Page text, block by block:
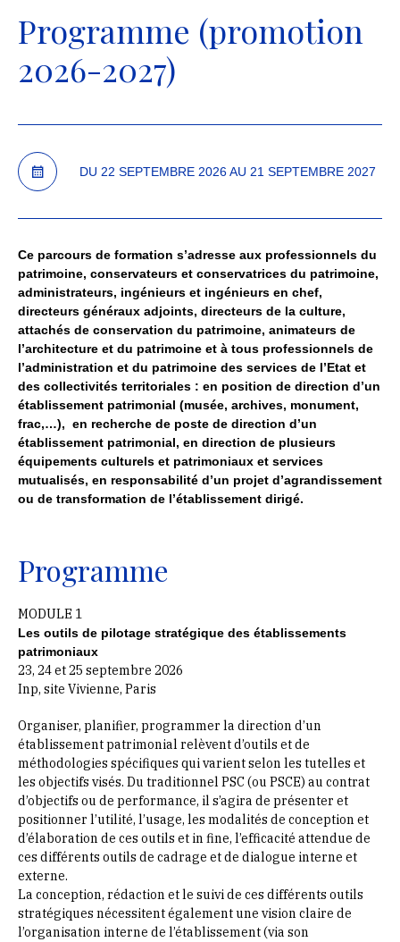
ESPACE DE FORMATION
Programme (promotion
2026-2027)
DU 22 SEPTEMBRE 2026AU 21 SEPTEMBRE 2027
Ce parcours de formation s’adresse aux professionnels du
patrimoine, conservateurs et conservatrices du patrimoine,
administrateurs, ingénieurs et ingénieurs en chef,
directeurs généraux adjoints, directeurs de la culture,
attachés de conservation du patrimoine, animateurs de
l’architecture et du patrimoine et à tous professionnels de
l’administration et du patrimoine des services de l’Etat et
des collectivités territoriales : en position de direction d’un
établissement patrimonial (musée, archives, monument,
frac,…), en recherche de poste de direction d’un
établissement patrimonial, en direction de plusieurs
équipements culturels et patrimoniaux et services
mutualisés, en responsabilité d’un projet d’agrandissement
ou de transformation de l’établissement dirigé.
Programme
MODULE 1
Les outils de pilotage stratégique des établissements
patrimoniaux
23, 24 et 25 septembre 2026
Inp, site Vivienne, Paris
Organiser, planifier, programmer la direction d’un
établissement patrimonial relèvent d’outils et de
méthodologies spécifiques qui varient selon les tutelles et
les objectifs visés. Du traditionnel PSC (ou PSCE) au contrat
d’objectifs ou de performance, il s’agira de présenter et
positionner l’utilité, l’usage, les modalités de conception et
d’élaboration de ces outils et in fine, l’efficacité attendue de
ces différents outils de cadrage et de dialogue interne et
externe.
La conception, rédaction et le suivi de ces différents outils
stratégiques nécessitent également une vision claire de
l’organisation interne de l’établissement (via son